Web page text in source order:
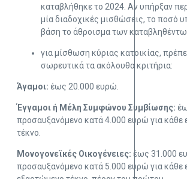
καταβλήθηκε το 2024. Αν υπήρξαν
μία διαδοχικές μισθώσεις, το ποσό
βάση το άθροισμα των
για μίσθωση κύριας κατοικίας,
σωρευτικά τα ακόλουθα κριτήρια:
Άγαμοι: έως 20.000 ευρώ.
Έγγαμοι ή Μέλη Συμφώνου Συμβίωσης:
προσαυξανόμενο κατά 4.000 ευρώ για κάθε
τέκνο.
Μονογονεϊκές Οικογένειες: έως 31.000
προσαυξανόμενο κατά 5.000 ευρώ για κάθε